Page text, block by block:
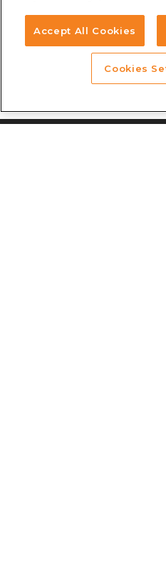
Accept All Cookies
Cookies